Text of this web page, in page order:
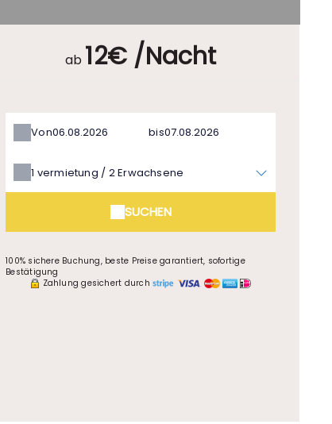
ab 12€ /Nacht
Von bis
1 vermietung / 2Erwachsene
SUCHEN
100% sichere Buchung, beste Preise garantiert, sofortige
Bestätigung
Zahlung gesichert durch